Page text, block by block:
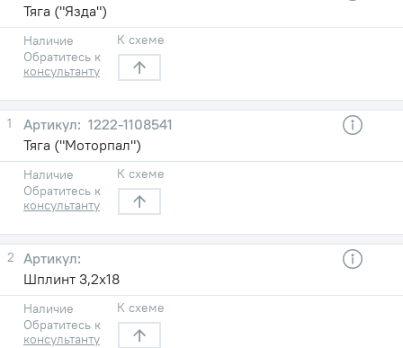
Тяга ("Язда")
Наличие
Обратитесь к
консультанту
К схеме
1
1222-1108541
Тяга ("Моторпал")
Наличие
Обратитесь к
консультанту
К схеме
2
Шплинт 3,2х18
Наличие
Обратитесь к
консультанту
К схеме